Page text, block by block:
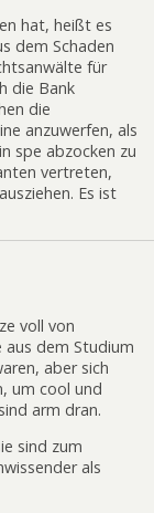
hat, heißt es
dem Schaden
für
die Bank
die
anzuwerfen, als
spe abzocken zu
vertreten,
Es ist
voll von
aus dem Studium
aber sich
um cool und
arm dran.
sind zum
als